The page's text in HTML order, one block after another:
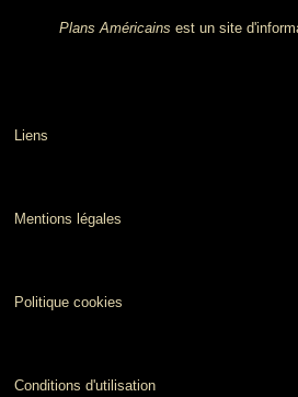
Plans Américains est un site
Liens
Mentions légales
Politique cookies
Conditions d'utilisation